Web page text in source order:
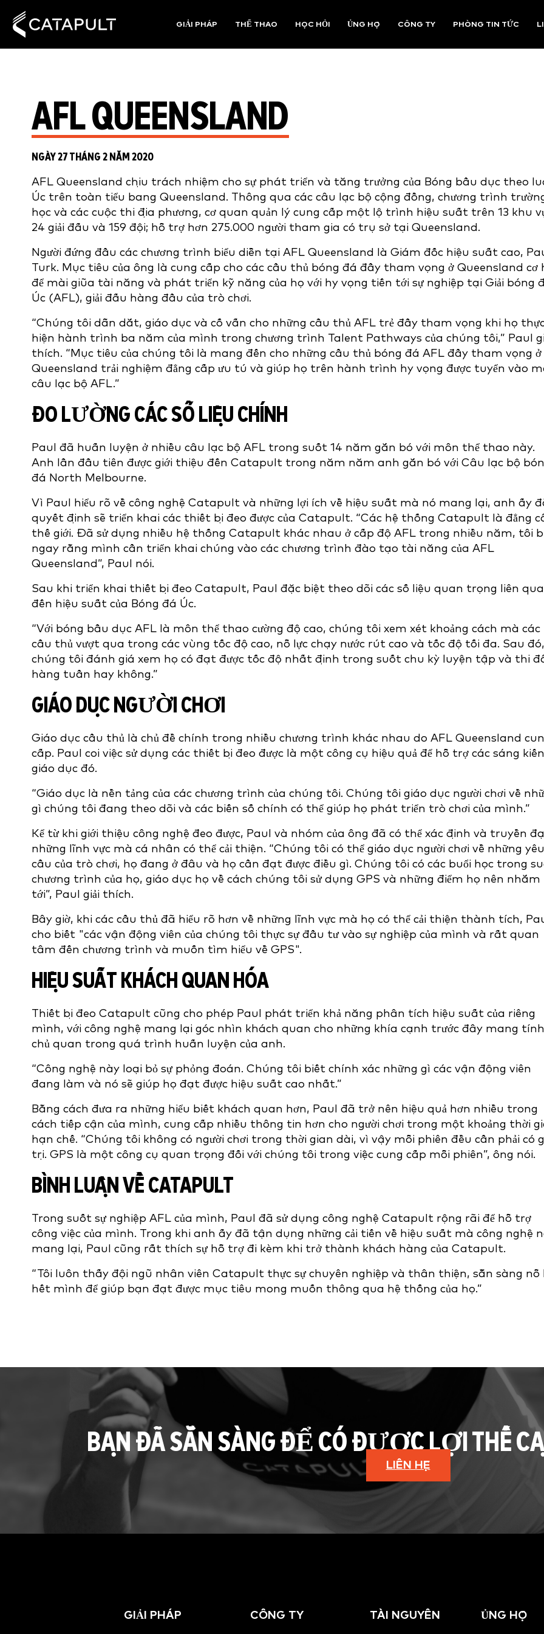
GIẢI PHÁP THỂ THAO HỌC HỎI ỦNG HỘ CÔNG TY PHÒNG TIN TỨC
AFL QUEENSLAND
NGÀY 27 THÁNG 2 NĂM 2020
AFL Queensland chịu trách nhiệm cho sự phát triển và tăng trưởng của Bóng bầu dục theo
Úc trên toàn tiểu bang Queensland. Thông qua các câu lạc bộ cộng đồng, chương trình
học và các cuộc thi địa phương, cơ quan quản lý cung cấp một lộ trình hiệu suất trên 13 khu
24 giải đấu và 159 đội; hỗ trợ hơn 275.000 người tham gia có trụ sở tại Queensland.
Người đứng đầu các chương trình biểu diễn tại AFL Queensland là Giám đốc hiệu suất cao,
Turk. Mục tiêu của ông là cung cấp cho các cầu thủ bóng đá đầy tham vọng ở Queensland cơ
để mài giũa tài năng và phát triển kỹ năng của họ với hy vọng tiến tới sự nghiệp tại Giải bóng
Úc (AFL), giải đấu hàng đầu của trò chơi.
“Chúng tôi dẫn dắt, giáo dục và cố vấn cho những cầu thủ AFL trẻ đầy tham vọng khi họ
hiện hành trình ba năm của mình trong chương trình Talent Pathways của chúng tôi,” Paul
thích. “Mục tiêu của chúng tôi là mang đến cho những cầu thủ bóng đá AFL đầy tham vọng ở
Queensland trải nghiệm đẳng cấp ưu tú và giúp họ trên hành trình hy vọng được tuyển vào
câu lạc bộ AFL.”
ĐO LƯỜNG CÁC SỐ LIỆU CHÍNH
Paul đã huấn luyện ở nhiều câu lạc bộ AFL trong suốt 14 năm gắn bó với môn thể thao này.
Anh lần đầu tiên được giới thiệu đến Catapult trong năm năm anh gắn bó với Câu lạc bộ
đá North Melbourne.
Vì Paul hiểu rõ về công nghệ Catapult và những lợi ích về hiệu suất mà nó mang lại, anh ấy
quyết định sẽ triển khai các thiết bị đeo được của Catapult. “Các hệ thống Catapult là đẳng
thế giới. Đã sử dụng nhiều hệ thống Catapult khác nhau ở cấp độ AFL trong nhiều năm, tôi
ngay rằng mình cần triển khai chúng vào các chương trình đào tạo tài năng của AFL
Queensland”, Paul nói.
Sau khi triển khai thiết bị đeo Catapult, Paul đặc biệt theo dõi các số liệu quan trọng liên
đến hiệu suất của Bóng đá Úc.
“Với bóng bầu dục AFL là môn thể thao cường độ cao, chúng tôi xem xét khoảng cách mà các
cầu thủ vượt qua trong các vùng tốc độ cao, nỗ lực chạy nước rút cao và tốc độ tối đa. Sau đó,
chúng tôi đánh giá xem họ có đạt được tốc độ nhất định trong suốt chu kỳ luyện tập và thi
hàng tuần hay không.”
GIÁO DỤC NGƯỜI CHƠI
Giáo dục cầu thủ là chủ đề chính trong nhiều chương trình khác nhau do AFL Queensland
cấp. Paul coi việc sử dụng các thiết bị đeo được là một công cụ hiệu quả để hỗ trợ các sáng kiến
giáo dục đó.
“Giáo dục là nền tảng của các chương trình của chúng tôi. Chúng tôi giáo dục người chơi về
gì chúng tôi đang theo dõi và các biến số chính có thể giúp họ phát triển trò chơi của mình.”
Kể từ khi giới thiệu công nghệ đeo được, Paul và nhóm của ông đã có thể xác định và truyền
những lĩnh vực mà cá nhân có thể cải thiện. “Chúng tôi có thể giáo dục người chơi về những yêu
cầu của trò chơi, họ đang ở đâu và họ cần đạt được điều gì. Chúng tôi có các buổi học trong
chương trình của họ, giáo dục họ về cách chúng tôi sử dụng GPS và những điểm họ nên nhắm
tới”, Paul giải thích.
Bây giờ, khi các cầu thủ đã hiểu rõ hơn về những lĩnh vực mà họ có thể cải thiện thành tích,
cho biết "các vận động viên của chúng tôi thực sự đầu tư vào sự nghiệp của mình và rất quan
tâm đến chương trình và muốn tìm hiểu về GPS".
HIỆU SUẤT KHÁCH QUAN HÓA
Thiết bị đeo Catapult cũng cho phép Paul phát triển khả năng phân tích hiệu suất của riêng
mình, với công nghệ mang lại góc nhìn khách quan cho những khía cạnh trước đây mang tính
chủ quan trong quá trình huấn luyện của anh.
“Công nghệ này loại bỏ sự phỏng đoán. Chúng tôi biết chính xác những gì các vận động viên
đang làm và nó sẽ giúp họ đạt được hiệu suất cao nhất.”
Bằng cách đưa ra những hiểu biết khách quan hơn, Paul đã trở nên hiệu quả hơn nhiều trong
cách tiếp cận của mình, cung cấp nhiều thông tin hơn cho người chơi trong một khoảng thời
hạn chế. “Chúng tôi không có người chơi trong thời gian dài, vì vậy mỗi phiên đều cần phải có
trị. GPS là một công cụ quan trọng đối với chúng tôi trong việc cung cấp mỗi phiên”, ông nói.
BÌNH LUẬN VỀ CATAPULT
Trong suốt sự nghiệp AFL của mình, Paul đã sử dụng công nghệ Catapult rộng rãi để hỗ trợ
công việc của mình. Trong khi anh ấy đã tận dụng những cải tiến về hiệu suất mà công nghệ
mang lại, Paul cũng rất thích sự hỗ trợ đi kèm khi trở thành khách hàng của Catapult.
“Tôi luôn thấy đội ngũ nhân viên Catapult thực sự chuyên nghiệp và thân thiện, sẵn sàng nỗ
hết mình để giúp bạn đạt được mục tiêu mong muốn thông qua hệ thống của họ.”
BẠN ĐÃ SẴN SÀNG ĐỂ CÓ ĐƯỢC LỢI THẾ
LIÊN HỆ
GIẢI PHÁP CÔNG TY TÀI NGUYÊN ỦNG HỘ